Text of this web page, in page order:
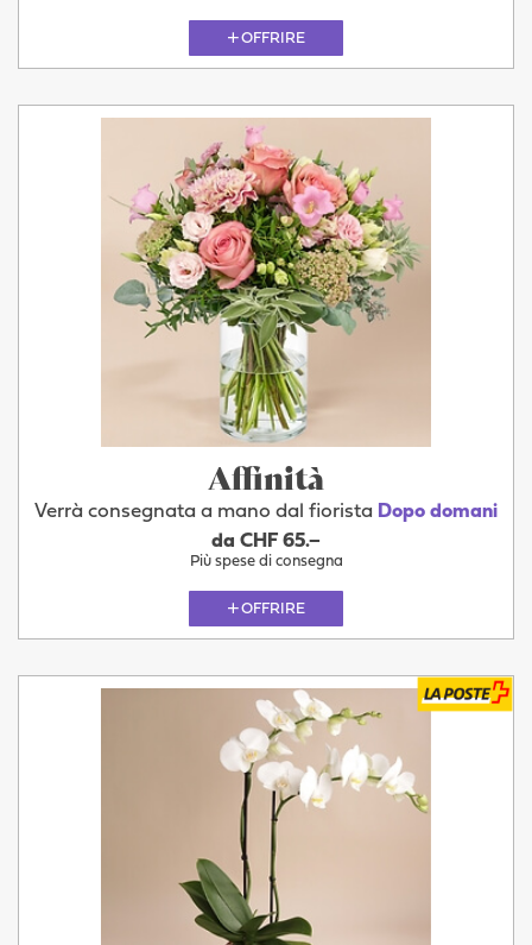
OFFRIRE
Affinità
Verrà consegnata a mano dal fiorista Dopo domani
da CHF 65.–
Più spese di consegna
OFFRIRE